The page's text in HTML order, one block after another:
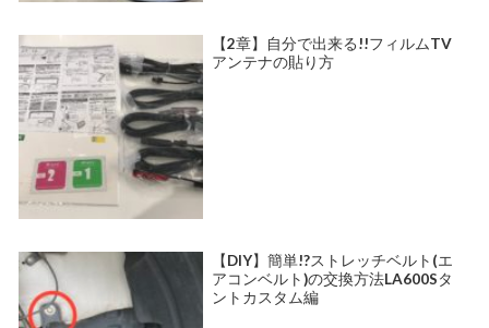
【2章】自分で出来る!!フィルムTV
アンテナの貼り方
【DIY】簡単!?ストレッチベルト(エ
アコンベルト)の交換方法LA600Sタ
ントカスタム編